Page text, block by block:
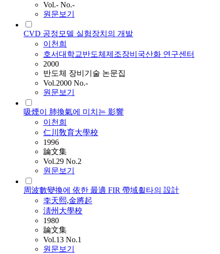
Vol.- No.-
원문보기
CVD 공정모델 실험장치의 개발
이천희
호서대학교반도체제조장비국산화 연구센터
2000
반도체 장비기술 논문집
Vol.2000 No.-
원문보기
吸煙이 肺換氣에 미치는 影響
이천희
仁川敎育大學校
1996
論文集
Vol.29 No.2
원문보기
周波數變換에 依한 最適 FIR 帶域휠타의 設計
李天熙,金將起
淸州大學校
1980
論文集
Vol.13 No.1
원문보기